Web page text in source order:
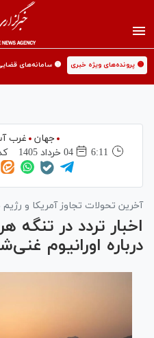
🟡 پرونده‌های ویژه خبری 🟡 سامانه‌های
جهان
غرب
6:11
04 خرداد 1405
آخرین تحولات تجاوز آمریکا و
اخبار تردد در تنگه
درباره اورانیوم